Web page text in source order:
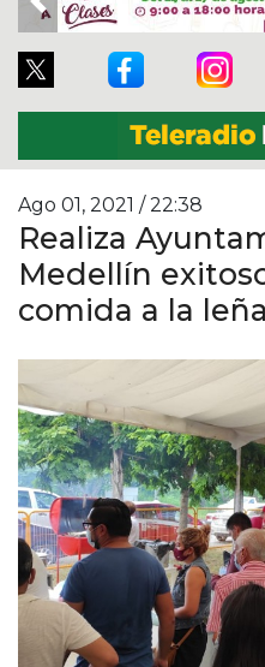
Previous
Ago 01, 2021 / 22:38
Realiza
Medellín
comida a la